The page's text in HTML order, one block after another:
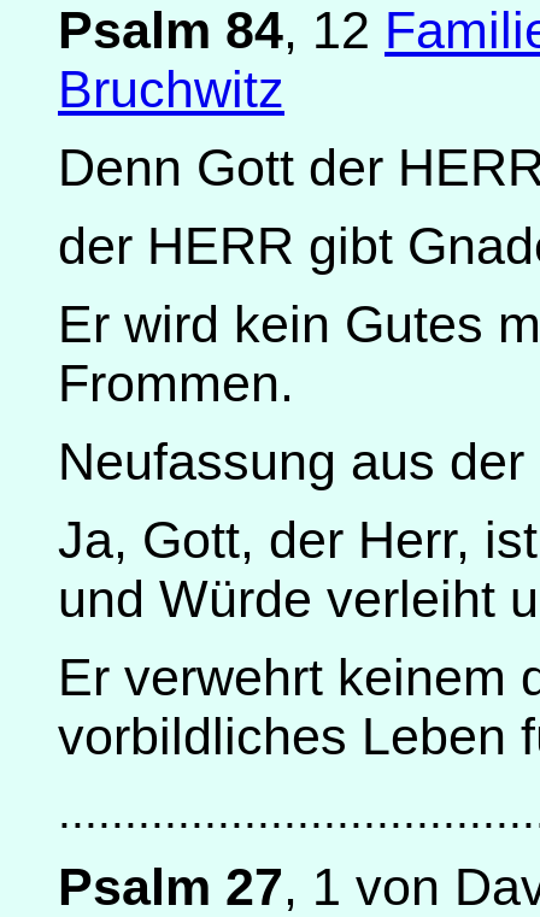
Psalm 84, 12
Bruchwitz
Denn Gott der
der HERR gibt
Er wird kein Gutes
Frommen.
Neufassung aus
Ja, Gott, der Herr,
und Würde verleiht
Er verwehrt keinem
vorbildliches Leben
Psalm 27, 1 von